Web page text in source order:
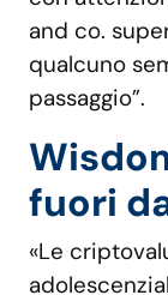
and co.
qualcuno
passaggio”.
fuori
«Le